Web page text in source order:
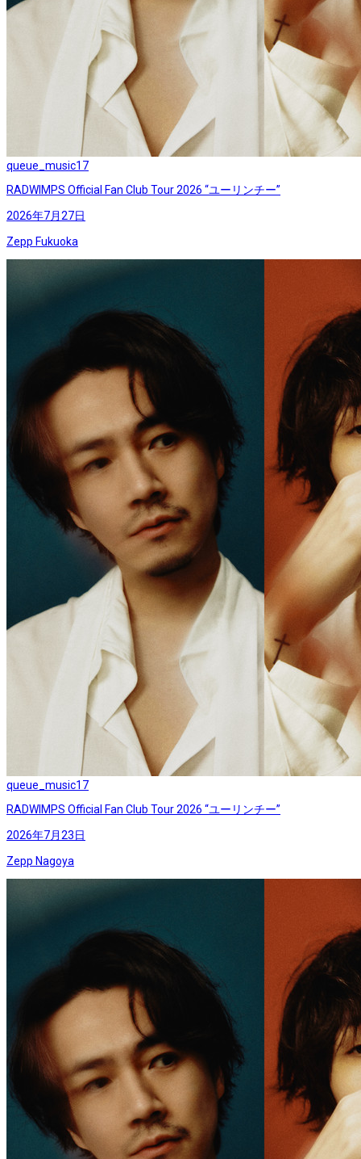
queue_music17
RADWIMPS Official Fan Club Tour 2026 “ユーリンチー”
2026年7月27日
Zepp Fukuoka
queue_music17
RADWIMPS Official Fan Club Tour 2026 “ユーリンチー”
2026年7月23日
Zepp Nagoya